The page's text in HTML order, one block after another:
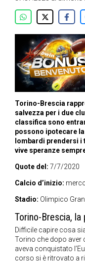
Torino-Brescia
salvezza per i due
classifica sono
possono ipotecare
lombardi prendersi i
vive speranze
Quote del: 7/7/2020
Calcio d’inizio:
Stadio: Olimpico
Torino-Brescia,
Difficile capire cosa
Torino che dopo aver
aveva conquistato
corso si è ritrovato a